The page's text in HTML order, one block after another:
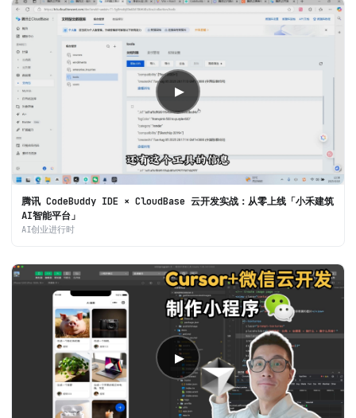
▶
腾讯 CodeBuddy IDE × CloudBase 云开发实战：从零上线「小禾建筑
AI智能平台」
AI创业进行时
▶